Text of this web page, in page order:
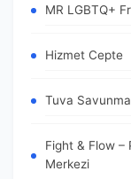
MR LGBTQ+
Hizmet Cepte
Tuva
Fight & Flow –
Merkezi